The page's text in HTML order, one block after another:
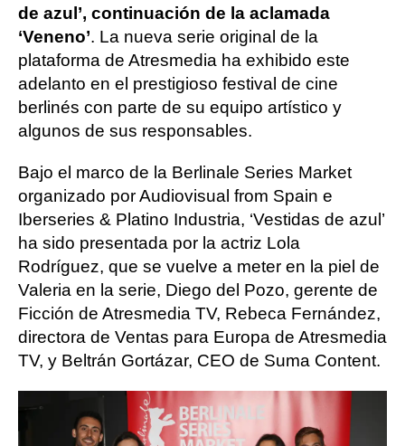
de azul’, continuación de la aclamada
‘Veneno’. La nueva serie original de la
plataforma de Atresmedia ha exhibido este
adelanto en el prestigioso festival de cine
berlinés con parte de su equipo artístico y
algunos de sus responsables.
Bajo el marco de la Berlinale Series Market
organizado por Audiovisual from Spain e
Iberseries & Platino Industria, ‘Vestidas de azul’
ha sido presentada por la actriz Lola
Rodríguez, que se vuelve a meter en la piel de
Valeria en la serie, Diego del Pozo, gerente de
Ficción de Atresmedia TV, Rebeca Fernández,
directora de Ventas para Europa de Atresmedia
TV, y Beltrán Gortázar, CEO de Suma Content.